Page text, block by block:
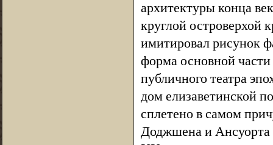
архитектуры конца
круглой островерхой
имитировал рисунок
форма основной
публичного театра
дом елизаветинской
сплетено в самом
Доджшена и Ансуорта